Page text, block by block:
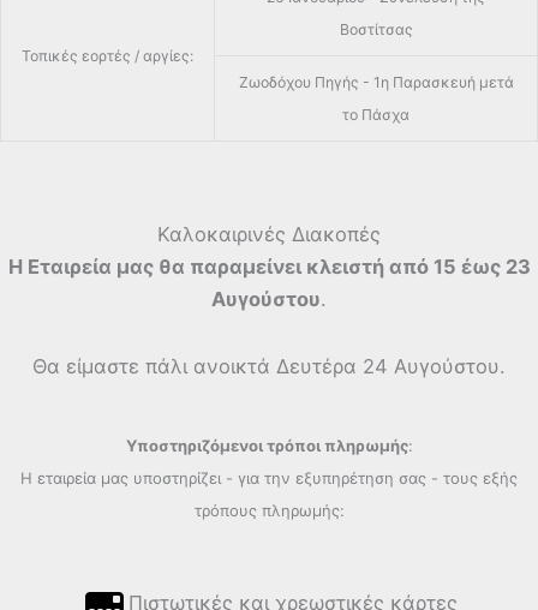
Τοπικές εορτές / αργίες:
Βοστίτσας
Ζωοδόχου Πηγής - 1η Παρασκευή μετά
το Πάσχα
Καλοκαιρινές Διακοπές
Η Εταιρεία μας θα παραμείνει κλειστή από 15 έως 23
Αυγούστου.
Θα είμαστε πάλι ανοικτά Δευτέρα 24 Αυγούστου.
Υποστηριζόμενοι τρόποι πληρωμής:
Η εταιρεία μας υποστηρίζει - για την εξυπηρέτηση σας - τους εξής
τρόπους πληρωμής:
Πιστωτικές και χρεωστικές κάρτες